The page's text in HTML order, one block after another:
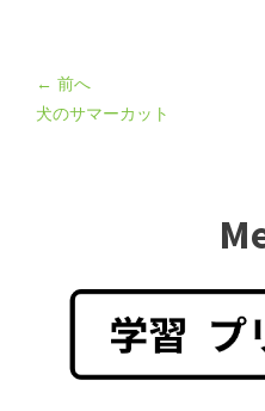
← 前へ
犬のサマーカット